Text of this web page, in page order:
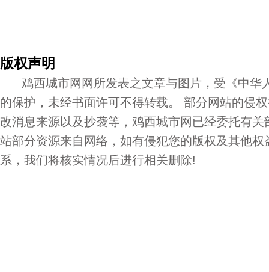
版权声明
鸡西城市网网所发表之文章与图片，受《中华
的保护，未经书面许可不得转载。 部分网站的侵
改消息来源以及抄袭等，鸡西城市网已经委托有
站部分资源来自网络，如有侵犯您的版权及其他权
系，我们将核实情况后进行相关删除!